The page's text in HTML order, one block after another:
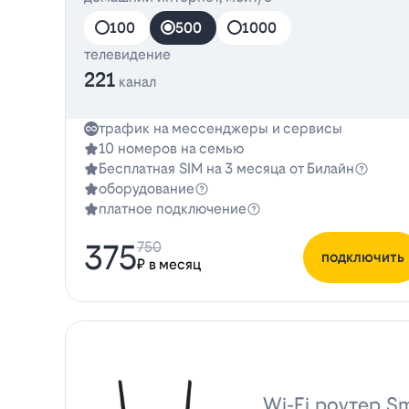
100
500
1000
телевидение
221 канал
трафик на мессенджеры и сервисы
10 номеров на семью
Бесплатная SIM на 3 месяца от Билайн
оборудование
платное подключение
375₽ в месяц
750
подключить